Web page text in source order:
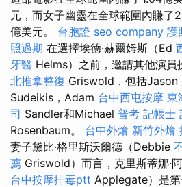
元，而女子幽靈在全球範圍內賺了
億美元。 台胞證 seo company 護
照過期 在選擇埃德·赫爾姆斯（Ed
牙醫 Helms）之前，邀請其他演員
北推拿整復 Griswold，包括Jason
Sudeikis，Adam 台中西屯按摩 東
司 Sandler和Michael 普考 記帳士
Rosenbaum。 台中外燴 新竹外燴
妻子黛比·格里斯沃爾德（Debbie
薦 Griswold）而言，克里斯蒂娜·
台中按摩排毒ptt Applegate）是